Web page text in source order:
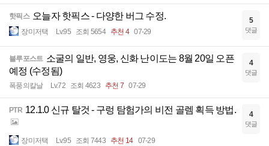
핫픽스 오늘자 핫픽스 - 다양한 버그 수정.
장미저택 Lv.95 조회 5654 추천 4 07-29
5
댓글
블루포스트 소굴의 일반, 영웅, 신화 난이도는 8월 20일 오픈
예정 (수정됨)
폭풍의칼날 Lv.72 조회 4623 추천 7 07-29
4
댓글
PTR 12.1.0 신규 탈것 - 구렁 탐험가의 비전 골렘 획득 방법.
장미저택 Lv.95 조회 7443 추천 14 07-29
4
댓글